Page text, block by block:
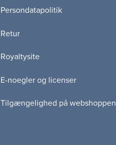
Persondatapolitik
Retur
Royaltysite
E-noegler og licenser
Tilgængelighed på webshoppen